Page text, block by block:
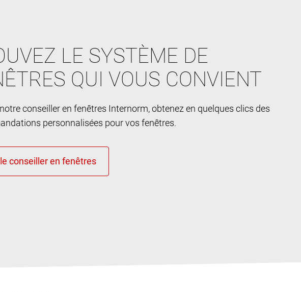
LE SYSTÈME DE
QUI VOUS CONVIENT
conseiller en fenêtres Internorm, obtenez en quelques clics des
personnalisées pour vos fenêtres.